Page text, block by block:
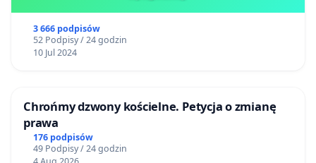
3 666 podpisów
52 Podpisy / 24 godzin
10 Jul 2024
Chrońmy dzwony kościelne. Petycja o zmianę
prawa
176 podpisów
49 Podpisy / 24 godzin